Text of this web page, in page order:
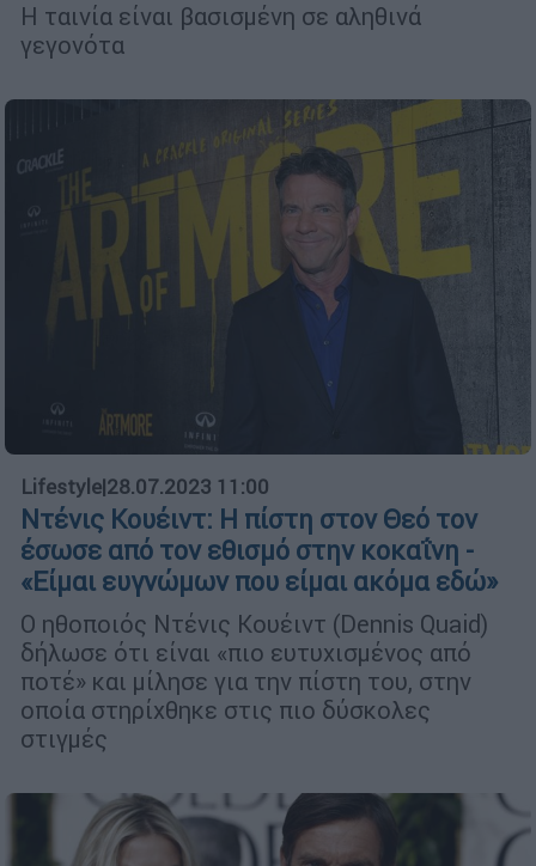
Η ταινία είναι βασισμένη σε αληθινά
γεγονότα
Lifestyle|28.07.2023 11:00
Ντένις Κουέιντ: Η πίστη στον Θεό τον
έσωσε από τον εθισμό στην κοκαΐνη -
«Είμαι ευγνώμων που είμαι ακόμα εδώ»
Ο ηθοποιός Ντένις Κουέιντ (Dennis Quaid)
δήλωσε ότι είναι «πιο ευτυχισμένος από
ποτέ» και μίλησε για την πίστη του, στην
οποία στηρίχθηκε στις πιο δύσκολες
στιγμές